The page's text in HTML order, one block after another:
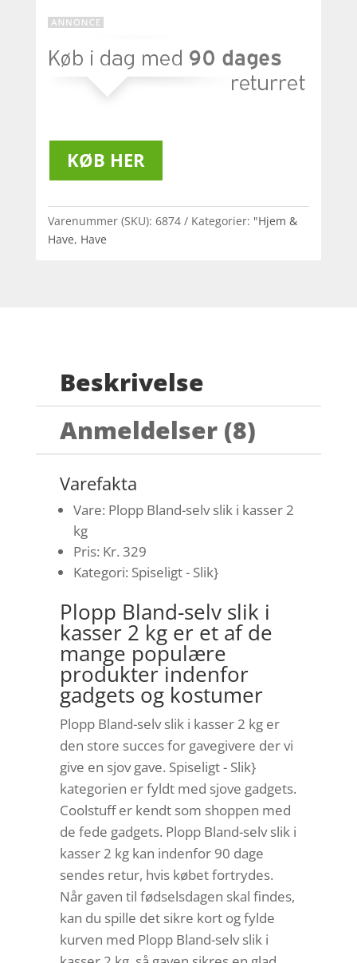
KØB HER
Varenummer (SKU): 6874 Kategorier: "Hjem &
Have, Have
Beskrivelse
Anmeldelser (8)
Varefakta
Vare: Plopp Bland-selv slik i kasser 2
kg
Pris: Kr. 329
Kategori: Spiseligt - Slik}
Plopp Bland-selv slik i
kasser 2 kg er et af de
mange populære
produkter indenfor
gadgets og kostumer
Plopp Bland-selv slik i kasser 2 kg er
den store succes for gavegivere der vi
give en sjov gave. Spiseligt - Slik}
kategorien er fyldt med sjove gadgets.
Coolstuff er kendt som shoppen med
de fede gadgets. Plopp Bland-selv slik i
kasser 2 kg kan indenfor 90 dage
sendes retur, hvis købet fortrydes.
Når gaven til fødselsdagen skal findes,
kan du spille det sikre kort og fylde
kurven med Plopp Bland-selv slik i